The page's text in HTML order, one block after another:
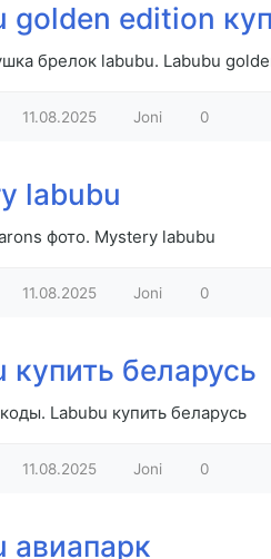
golden edition
брелок labubu. Labubu
11.08.2025 Joni 0
labubu
фото. Mystery labubu
11.08.2025 Joni 0
купить беларусь
Labubu купить беларусь
11.08.2025 Joni 0
авиапарк